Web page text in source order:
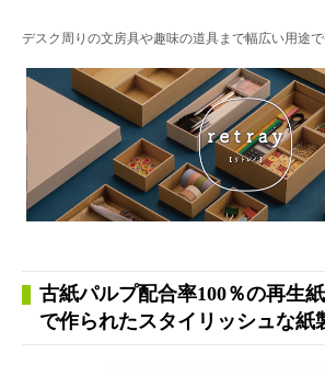
デスク周りの文房具や趣味の道具まで幅広い用途
古紙パルプ配合率100％の再生
で作られたスタイリッシュな紙